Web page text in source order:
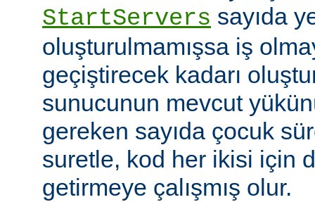
StartServers sayıda
oluşturulmamışsa iş
geçiştirecek kadarı
sunucunun mevcut
gereken sayıda çocuk
suretle, kod her ikisi için
getirmeye çalışmış olur.